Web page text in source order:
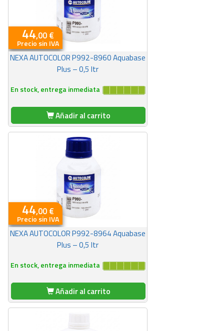
44,00 €
Precio sin IVA
En stock, entrega inmediata
NEXA AUTOCOLOR P992-8960 Aquabase
Plus – 0,5 ltr
Añadir al carrito
44,00 €
Precio sin IVA
En stock, entrega inmediata
NEXA AUTOCOLOR P992-8964 Aquabase
Plus – 0,5 ltr
Añadir al carrito